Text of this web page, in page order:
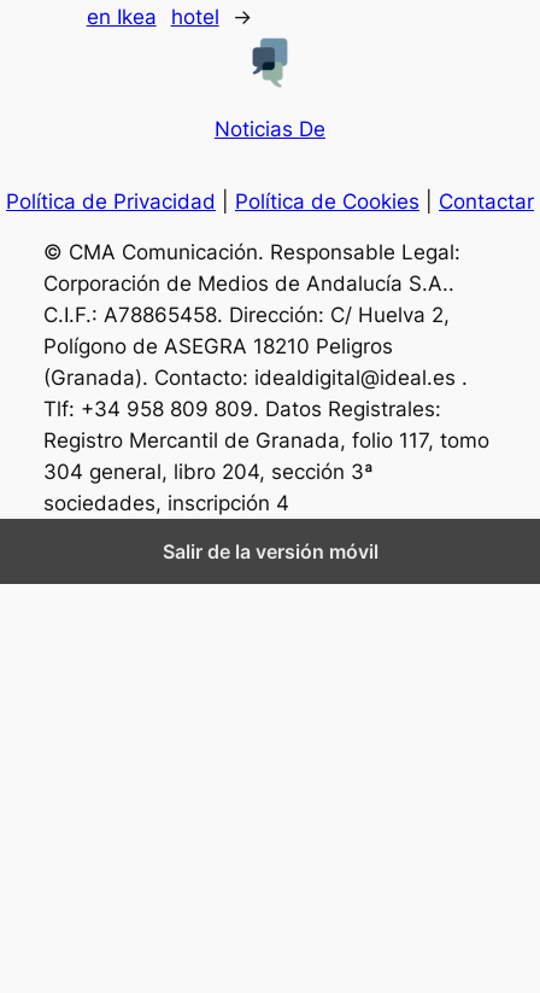
en Ikea
hotel
→
Noticias De
Política de Privacidad Política de Cookies Contactar
© CMA Comunicación. Responsable Legal:
Corporación de Medios de Andalucía S.A..
C.I.F.: A78865458. Dirección: C/ Huelva 2,
Polígono de ASEGRA 18210 Peligros
(Granada). Contacto: idealdigital@ideal.es .
Tlf: +34 958 809 809. Datos Registrales:
Registro Mercantil de Granada, folio 117, tomo
304 general, libro 204, sección 3ª
sociedades, inscripción 4
Salir de la versión móvil